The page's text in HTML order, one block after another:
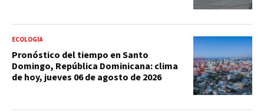
ECOLOGÍA
Pronóstico del tiempo en Santo
Domingo, República Dominicana: clima
de hoy, jueves 06 de agosto de 2026